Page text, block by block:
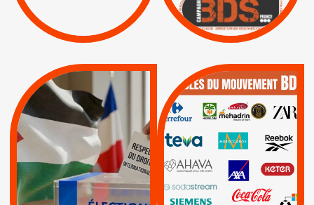
| Pétitions
Lettres d'interpellation
MUNICIPALES 2026 :
JE VOTE POUR LE
RESPECT DU DROIT
INTERNATIONAL EN
PALESTINE
APPELS | Actus |
Espaces Sans
QUE BOYCOTTER ?
BOYCOTT /
AXA BNP | CAF |
Carrefour | HP |
Keter |
Livres et brochures |